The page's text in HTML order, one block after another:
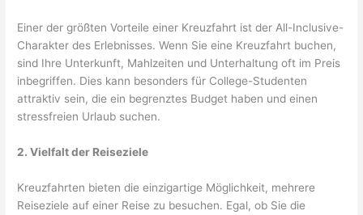
Einer der größten Vorteile einer Kreuzfahrt ist der All-Inclusive-
Charakter des Erlebnisses. Wenn Sie eine Kreuzfahrt buchen,
sind Ihre Unterkunft, Mahlzeiten und Unterhaltung oft im Preis
inbegriffen. Dies kann besonders für College-Studenten
attraktiv sein, die ein begrenztes Budget haben und einen
stressfreien Urlaub suchen.
2. Vielfalt der Reiseziele
Kreuzfahrten bieten die einzigartige Möglichkeit, mehrere
Reiseziele auf einer Reise zu besuchen. Egal, ob Sie die